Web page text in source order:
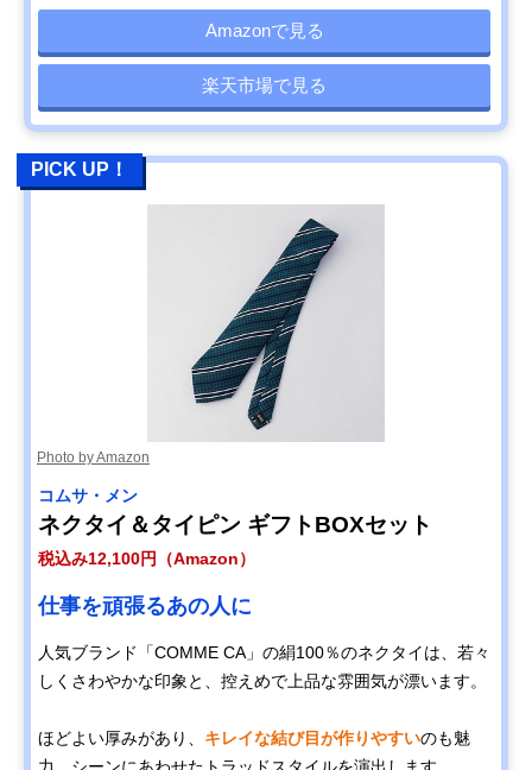
Amazonで見る
楽天市場で見る
PICK UP！
Photo by Amazon
コムサ・メン
ネクタイ＆タイピン ギフトBOXセット
税込み12,100円（Amazon）
仕事を頑張るあの人に
人気ブランド「COMME CA」の絹100％のネクタイは、若々
しくさわやかな印象と、控えめで上品な雰囲気が漂います。
ほどよい厚みがあり、 キレイな結び目が作りやすいのも魅
力。シーンにあわせたトラッドスタイルを演出します。